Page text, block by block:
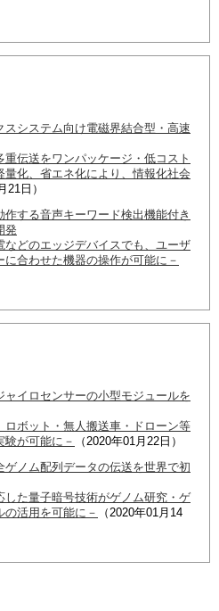
システム向け電磁界結合型・高速
重伝送をワンパッケージ・低コスト
化、省エネ化により、情報化社会
21日）
する音声キーワード検出機能付き
発
などのエッジデバイスでも、ユーザ
合わせた機器の操作が可能に－
イロセンサーの小型モジュールを
ロボット・無人搬送車・ドローン等
験が可能に－
（2020年01月22日）
ノム配列データの伝送を世界で初
した量子暗号技術がゲノム研究・ゲ
の活用を可能に－
（2020年01月14